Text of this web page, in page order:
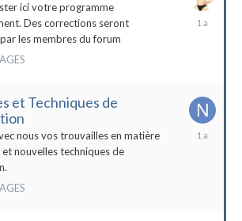
ici votre programme
Des corrections seront
les membres du forum
20
et Techniques de
nous vos trouvailles en matière
nouvelles techniques de
25